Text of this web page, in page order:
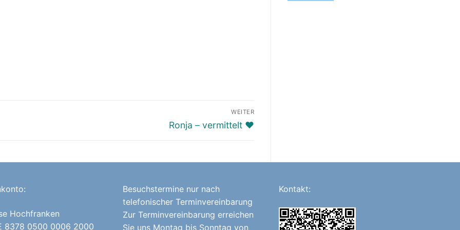
WEITER
Nächster
Ronja – vermittelt ♥️
Hochfranken
8378 0500 0006 2000
Besuchstermine nur nach
telefonischer Terminvereinbarung
Zur Terminvereinbarung erreichen
Sie uns Montag bis Sonntag von
Kontakt: